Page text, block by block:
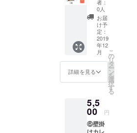
送料込
みで
す。
りコー
ス ・卓
上カレ
ンダー
・銀鏡
神社お
守り 以
上の二
点をお
届けし
ます。
10%・
送料込
みで
す。 ※
者：
0人
お届
け予
定：
2019
年12
月
詳細を見る
こ
の
リ
タ
ー
ン
を
選
択
す
る
5,5
00 円
⑥壁掛